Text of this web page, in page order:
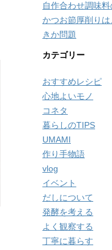
自作合わせ調味料
かつお節厚削り
きか問題
カテゴリー
おすすめレシピ
心地よいモノ
コネタ
暮らしのTIPS
UMAMI
作り手物語
vlog
イベント
だしについて
発酵を考える
よく観察する
丁寧に暮らす